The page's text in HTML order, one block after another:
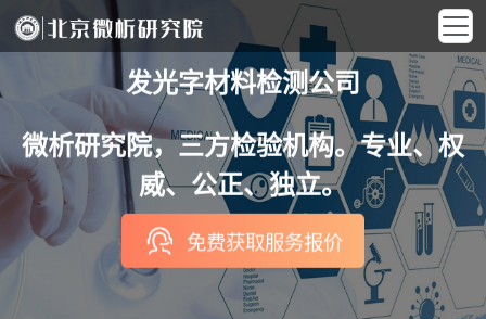
发光字材料检测公司
微析研究院，三方检验机构。专业、权
威、公正、独立。
免费获取服务报价